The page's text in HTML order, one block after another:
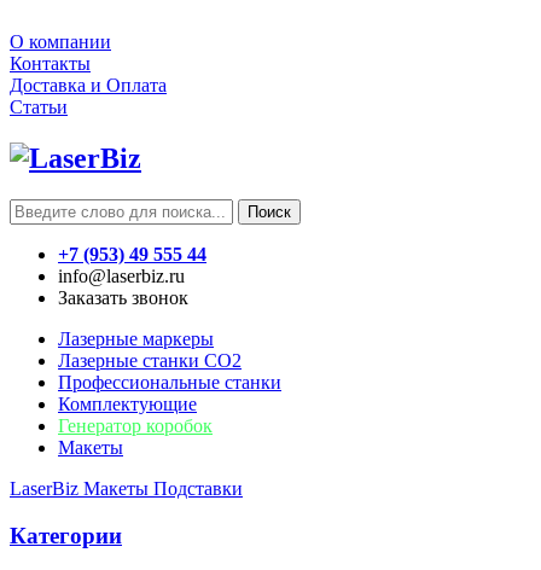
О компании
Контакты
Доставка и Оплата
Статьи
Поиск
+7 (953) 49 555 44
info@laserbiz.ru
Заказать звонок
Лазерные маркеры
Лазерные станки CO2
Профессиональные станки
Комплектующие
Генератор коробок
Макеты
LaserBiz Макеты Подставки
Категории